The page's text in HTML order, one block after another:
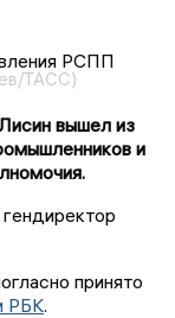
ТАСС)
вышел из
и
принято
РБК.